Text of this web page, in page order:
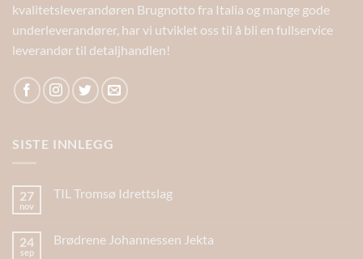
kvalitetsleverandøren Brugnotto fra Italia og mange gode
underleverandører, har vi utviklet oss til å bli en fullservice
leverandør til detaljhandlen!
SISTE INNLEGG
27
nov
TIL Tromsø Idrettslag
24
sep
Brødrene Johannessen Jekta